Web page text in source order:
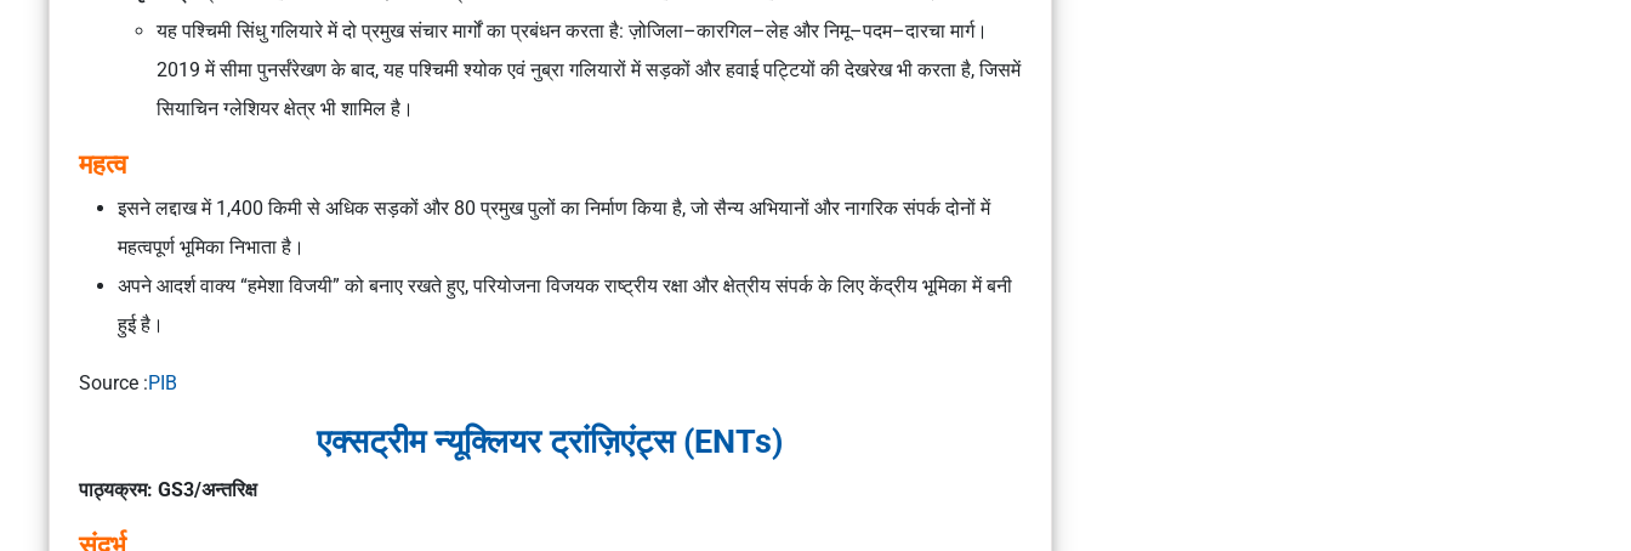
यह पश्चिमी सिंधु गलियारे में दो प्रमुख संचार मार्गों का प्रबंधन करता है: ज़ोजिला–कारगिल–लेह और निमू–पदम–दारचा मार्ग।
2019 में सीमा पुनर्संरेखण के बाद, यह पश्चिमी श्योक एवं नुब्रा गलियारों में सड़कों और हवाई पट्टियों की देखरेख भी करता है, जिसमें
सियाचिन ग्लेशियर क्षेत्र भी शामिल है।
महत्व
इसने लद्दाख में 1,400 किमी से अधिक सड़कों और 80 प्रमुख पुलों का निर्माण किया है, जो सैन्य अभियानों और नागरिक संपर्क दोनों में
महत्वपूर्ण भूमिका निभाता है।
अपने आदर्श वाक्य “हमेशा विजयी” को बनाए रखते हुए, परियोजना विजयक राष्ट्रीय रक्षा और क्षेत्रीय संपर्क के लिए केंद्रीय भूमिका में बनी
हुई है।
Source :PIB
एक्सट्रीम न्यूक्लियर ट्रांज़िएंट्स (ENTs)
पाठ्यक्रम: GS3/अन्तरिक्ष